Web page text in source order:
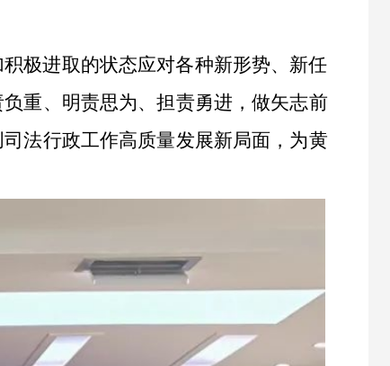
极进取的状态应对各种新形势、新任
重、明责思为、担责勇进，做矢志前
法行政工作高质量发展新局面，为黄